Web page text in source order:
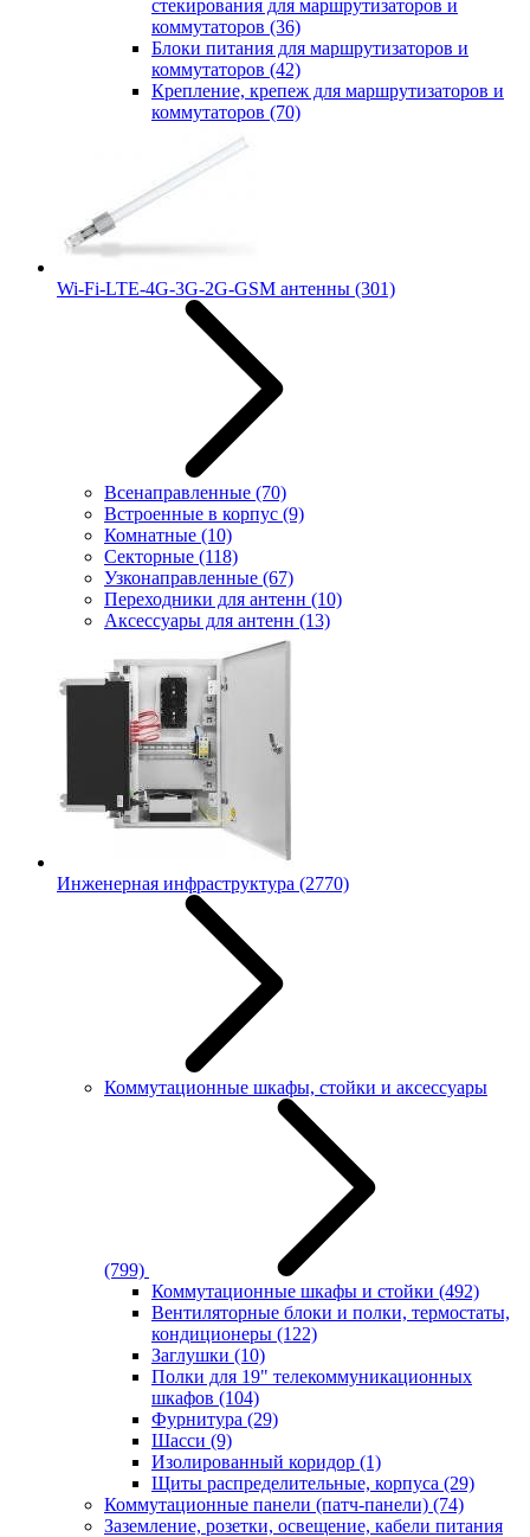
стекирования для маршрутизаторов и
коммутаторов (36)
Блоки питания для маршрутизаторов и
коммутаторов (42)
Крепление, крепеж для маршрутизаторов и
коммутаторов (70)
Wi-Fi-LTE-4G-3G-2G-GSM антенны (301)
Всенаправленные (70)
Встроенные в корпус (9)
Комнатные (10)
Секторные (118)
Узконаправленные (67)
Переходники для антенн (10)
Аксессуары для антенн (13)
Инженерная инфраструктура (2770)
Коммутационные шкафы, стойки и аксессуары
(799)
Коммутационные шкафы и стойки (492)
Вентиляторные блоки и полки, термостаты,
кондиционеры (122)
Заглушки (10)
Полки для 19" телекоммуникационных
шкафов (104)
Фурнитура (29)
Шасси (9)
Изолированный коридор (1)
Щиты распределительные, корпуса (29)
Коммутационные панели (патч-панели) (74)
Заземление, розетки, освещение, кабели питания